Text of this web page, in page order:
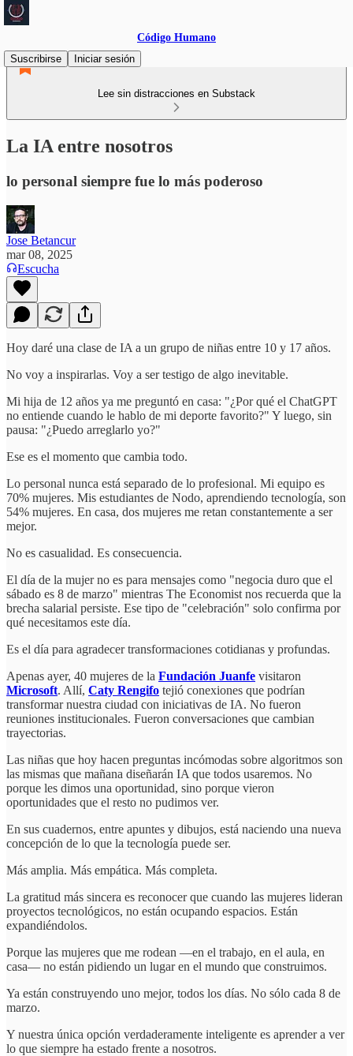
Código Humano
Suscribirse
Iniciar sesión
Lee sin distracciones en Substack
La IA entre nosotros
lo personal siempre fue lo más poderoso
Jose Betancur
mar 08, 2025
Escucha
Hoy daré una clase de IA a un grupo de niñas entre 10 y 17 años.
No voy a inspirarlas. Voy a ser testigo de algo inevitable.
Mi hija de 12 años ya me preguntó en casa: "¿Por qué el ChatGPT
no entiende cuando le hablo de mi deporte favorito?" Y luego, sin
pausa: "¿Puedo arreglarlo yo?"
Ese es el momento que cambia todo.
Lo personal nunca está separado de lo profesional. Mi equipo es
70% mujeres. Mis estudiantes de Nodo, aprendiendo tecnología, son
54% mujeres. En casa, dos mujeres me retan constantemente a ser
mejor.
No es casualidad. Es consecuencia.
El día de la mujer no es para mensajes como "negocia duro que el
sábado es 8 de marzo" mientras The Economist nos recuerda que la
brecha salarial persiste. Ese tipo de "celebración" solo confirma por
qué necesitamos este día.
Es el día para agradecer transformaciones cotidianas y profundas.
Apenas ayer, 40 mujeres de la Fundación Juanfe visitaron
Microsoft. Allí, Caty Rengifo tejió conexiones que podrían
transformar nuestra ciudad con iniciativas de IA. No fueron
reuniones institucionales. Fueron conversaciones que cambian
trayectorias.
Las niñas que hoy hacen preguntas incómodas sobre algoritmos son
las mismas que mañana diseñarán IA que todos usaremos. No
porque les dimos una oportunidad, sino porque vieron
oportunidades que el resto no pudimos ver.
En sus cuadernos, entre apuntes y dibujos, está naciendo una nueva
concepción de lo que la tecnología puede ser.
Más amplia. Más empática. Más completa.
La gratitud más sincera es reconocer que cuando las mujeres lideran
proyectos tecnológicos, no están ocupando espacios. Están
expandiéndolos.
Porque las mujeres que me rodean —en el trabajo, en el aula, en
casa— no están pidiendo un lugar en el mundo que construimos.
Ya están construyendo uno mejor, todos los días. No sólo cada 8 de
marzo.
Y nuestra única opción verdaderamente inteligente es aprender a ver
lo que siempre ha estado frente a nosotros.